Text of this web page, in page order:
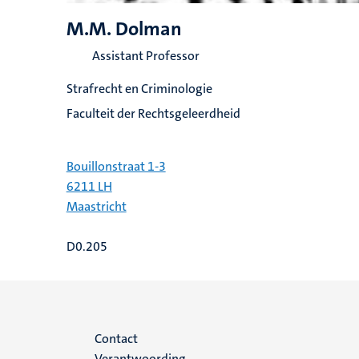
M.M. Dolman
Assistant Professor
Strafrecht en Criminologie
Faculteit der Rechtsgeleerdheid
Bouillonstraat 1-3
6211 LH
Maastricht
D0.205
Menu
Contact